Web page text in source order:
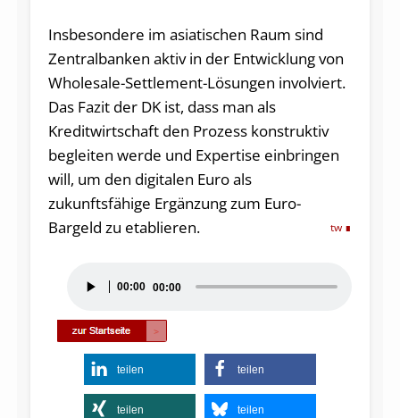
Insbesondere im asiatischen Raum sind
Zentralbanken aktiv in der Entwicklung von
Wholesale-Settlement-Lösungen involviert.
Das Fazit der DK ist, dass man als
Kreditwirtschaft den Prozess konstruktiv
begleiten werde und Expertise einbringen
will, um den digitalen Euro als
zukunftsfähige Ergänzung zum Euro-
Bargeld zu etablieren.
tw
Player
00:00 00:00
teilen teilen
teilen teilen